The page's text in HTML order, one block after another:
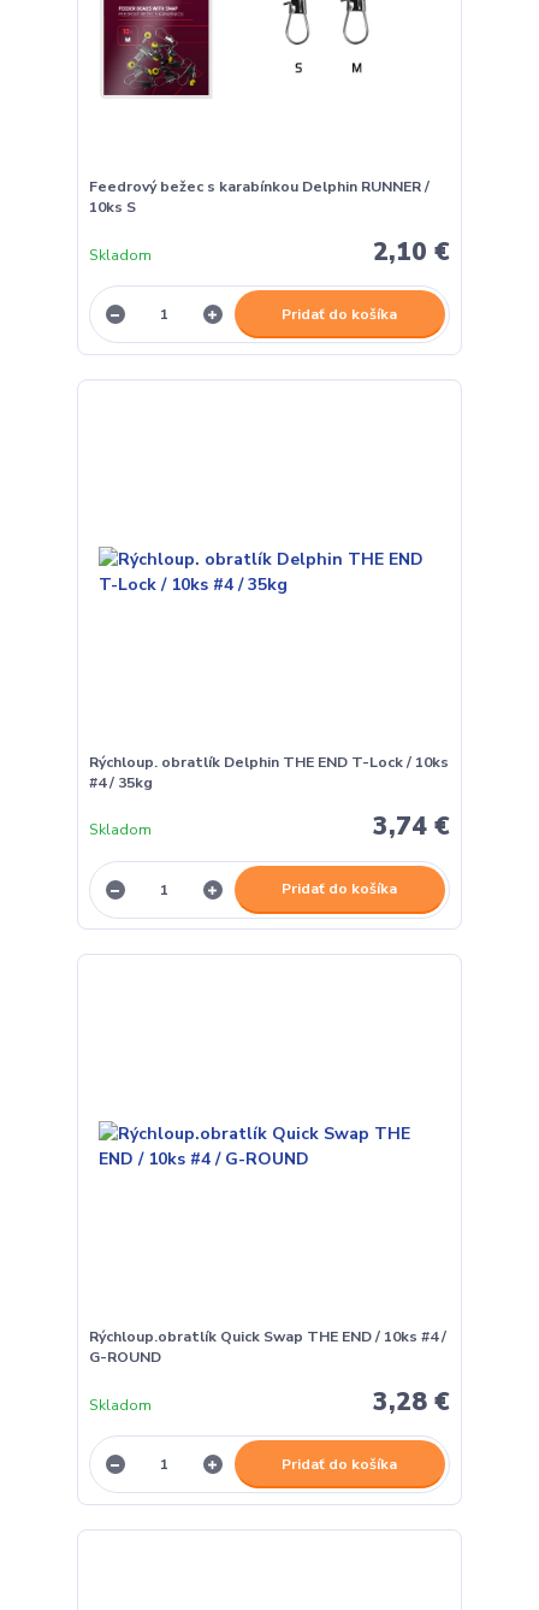
Feedrový bežec s karabínkou Delphin RUNNER /
10ks S
2,10 €
Skladom
Pridať do košíka
Rýchloup. obratlík Delphin THE END T-Lock / 10ks
#4 / 35kg
3,74 €
Skladom
Pridať do košíka
Rýchloup.obratlík Quick Swap THE END / 10ks #4 /
G-ROUND
3,28 €
Skladom
Pridať do košíka